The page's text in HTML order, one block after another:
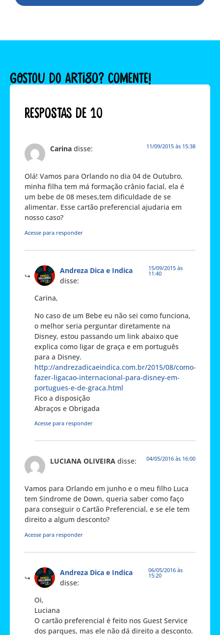
GOSTOU DO ARTIGO? COMENTE!
Respostas de 10
Carina disse: 11/09/2015 às 15:38
Olá! Vamos para Orlando no dia 04 de Outubro,
minha filha tem má formação crânio facial, ela é
um bebe de 08 meses,tem dificuldade de se
alimentar. Esse cartão preferencial ajudaria em
nosso caso?
Acesse para responder
Andreza Dica e Indica
disse:
15/09/2015 às
11:40
Carina,
No caso de um Bebe eu não sei como funciona,
o melhor seria perguntar diretamente na
Disney, estou passando um link abaixo que
explica como ligar de graça e em português
para a Disney.
http://andrezadicaeindica.com.br/2015/08/como-
fazer-ligacao-internacional-para-disney-em-
portugues-e-de-graca.html
Fico a disposição
Abraços e Obrigada
Acesse para responder
LUCIANA OLIVEIRA disse: 04/05/2016 às 16:00
Vamos para Orlando em junho e o meu filho Luca
tem Sindrome de Down, queria saber como faço
para conseguir o Cartão Preferencial, e se ele tem
direito a algum desconto?
Acesse para responder
Andreza Dica e Indica
disse:
06/05/2016 às
15:20
Oi,
Luciana
O cartão preferencial é feito nos Guest Service
dos parques, mas ele não dá direito a desconto.